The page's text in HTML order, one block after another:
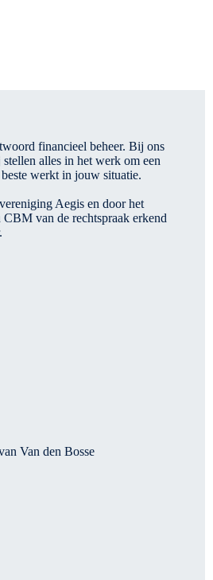
financieel beheer. Bij ons
alles in het werk om een
werkt in jouw situatie.
Aegis en door het
van de rechtspraak erkend
Van den Bosse